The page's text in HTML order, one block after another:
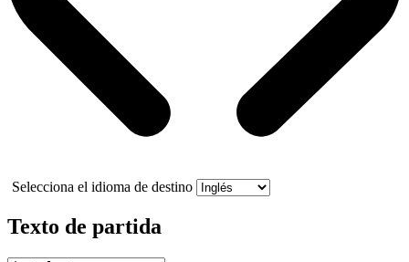
Selecciona el idioma de destino
Texto de partida